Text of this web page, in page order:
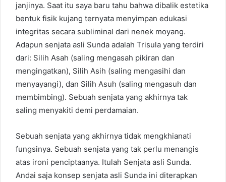
janjinya. Saat itu saya baru tahu bahwa dibalik estetika
bentuk fisik kujang ternyata menyimpan edukasi
integritas secara subliminal dari nenek moyang.
Adapun senjata asli Sunda adalah Trisula yang terdiri
dari: Silih Asah (saling mengasah pikiran dan
mengingatkan), Silih Asih (saling mengasihi dan
menyayangi), dan Silih Asuh (saling mengasuh dan
membimbing). Sebuah senjata yang akhirnya tak
saling menyakiti demi perdamaian.
Sebuah senjata yang akhirnya tidak mengkhianati
fungsinya. Sebuah senjata yang tak perlu menangis
atas ironi penciptaanya. Itulah Senjata asli Sunda.
Andai saja konsep senjata asli Sunda ini diterapkan